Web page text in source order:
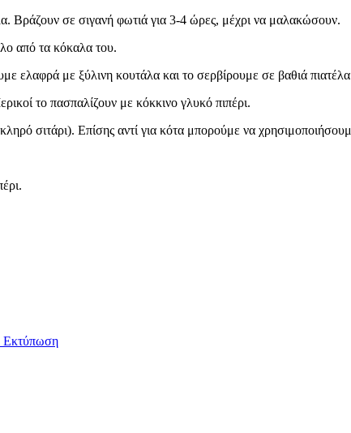
Βράζουν σε σιγανή φωτιά για 3-4 ώρες, μέχρι να μαλακώσουν.
από τα κόκαλα του.
ελαφρά με ξύλινη κουτάλα και το σερβίρουμε σε βαθιά
το πασπαλίζουν με κόκκινο γλυκό πιπέρι.
σιτάρι). Επίσης αντί για κότα μπορούμε να
Εκτύπωση